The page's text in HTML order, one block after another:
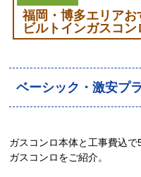
福岡・博多エリアお
ビルトインガスコ
ベーシック・激安プ
ガスコンロ本体と工事費込
ガスコンロをご紹介。